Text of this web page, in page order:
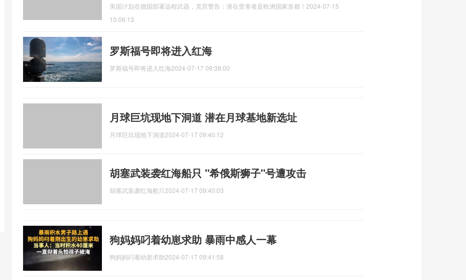
美国计划在德国部署远程武器，克宫警告：潜在受害者是欧洲国家首都！ 2024-07-15
10:06:13
罗斯福号即将进入红海
罗斯福号即将进入红海2024-07-17 09:38:00
月球巨坑现地下洞道 潜在月球基地新选址
月球巨坑现地下洞道2024-07-17 09:40:12
胡塞武装袭红海船只 "希俄斯狮子"号遭攻击
胡塞武装袭红海船只2024-07-17 09:40:03
狗妈妈叼着幼崽求助 暴雨中感人一幕
狗妈妈叼着幼崽求助2024-07-17 09:41:58